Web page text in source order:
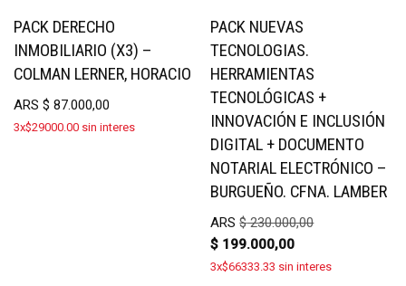
PACK DERECHO
INMOBILIARIO (X3) –
COLMAN LERNER, HORACIO
ARS $ 87.000,00
3x$29000.00 sin interes
PACK NUEVAS
TECNOLOGIAS.
HERRAMIENTAS
TECNOLÓGICAS +
INNOVACIÓN E INCLUSIÓN
DIGITAL + DOCUMENTO
NOTARIAL ELECTRÓNICO –
BURGUEÑO. CFNA. LAMBER
ARS$230.000,00
$ 199.000,00
3x$66333.33 sin interes